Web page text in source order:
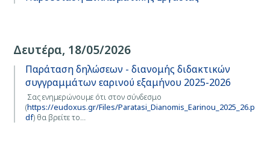
Δευτέρα, 18/05/2026
Παράταση δηλώσεων - διανομής διδακτικών
συγγραμμάτων εαρινού εξαμήνου 2025-2026
Σας ενημερώνουμε ότι στον σύνδεσμο
(https://eudoxus.gr/Files/Paratasi_Dianomis_Earinou_2025_26.p
df) θα βρείτε το…